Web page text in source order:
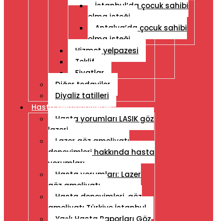
İstanbul’da çocuk sahibi
olma isteği
Antalya’da çocuk sahibi
olma isteği
Hizmet yelpazesi
Teklif
Fiyatlar
Diğer tedaviler
Diyaliz tatilleri
Hasta Memnuniyetleri
Hasta yorumları LASIK göz
lazeri
Lazer göz ameliyatı
deneyimleri hakkında hasta
yorumları
Hasta yorumları: Lazer
göz ameliyatı
Hasta deneyimleri, göz
ameliyatı Türkiye İstanbul